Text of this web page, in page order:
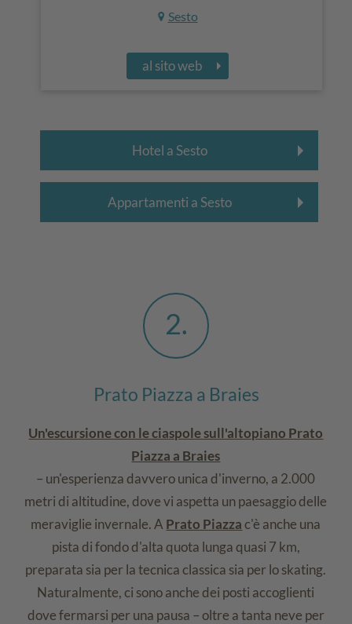
Sesto
al sito web
Hotel a Sesto
Appartamenti a Sesto
2
Prato Piazza a Braies
Un'escursione con le ciaspole sull'altopiano Prato
Piazza a Braies
– un'esperienza davvero unica d'inverno, a 2.000
metri di altitudine, dove vi aspetta un paesaggio delle
meraviglie invernale. A Prato Piazzac'è anche una
pista di fondo d'alta quota lunga quasi 7 km,
preparata sia per la tecnica classica sia per lo skating.
Naturalmente, ci sono anche dei posti accoglienti
dove fermarsi per una pausa – oltre a tanta neve per